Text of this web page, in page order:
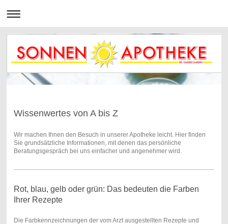
Wissenwertes von A bis Z
Wir machen Ihnen den Besuch in unserer Apotheke leicht. Hier finden
Sie grundsätzliche Informationen, mit denen das persönliche
Beratungsgespräch bei uns einfacher und angenehmer wird.
Rot, blau, gelb oder grün: Das bedeuten die Farben
Ihrer Rezepte
Die Farbkennzeichnungen der vom Arzt ausgestellten Rezepte und